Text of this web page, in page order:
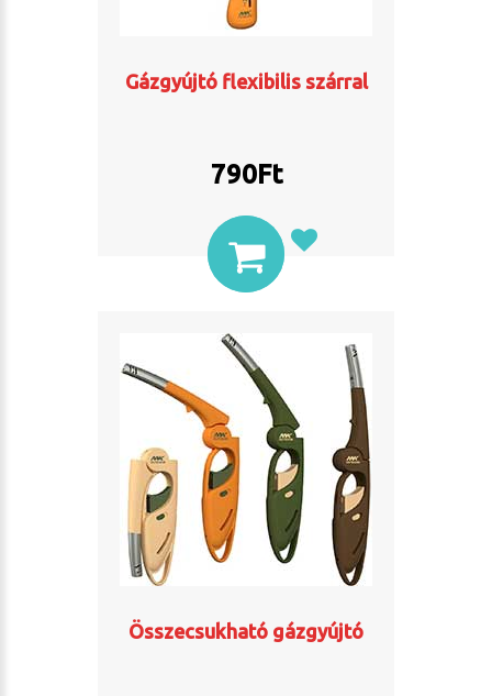
Gázgyújtó flexibilis szárral
790Ft
Összecsukható gázgyújtó